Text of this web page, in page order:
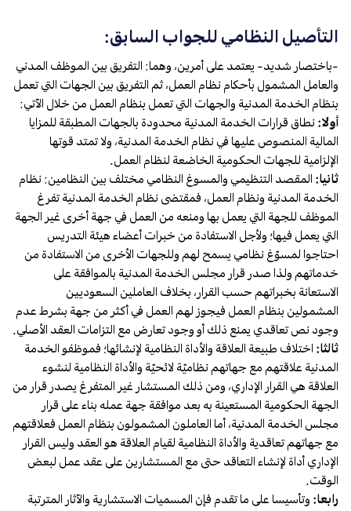
التأصيل النظامي للجواب السابق:
-باختصار شديد- يعتمد على أمرين، وهما: التفريق بين الموظف المدني
والعامل المشمول بأحكام نظام العمل، ثم التفريق بين الجهات التي تعمل
بنظام الخدمة المدنية والجهات التي تعمل بنظام العمل من خلال الآتي:
أولا: نطاق قرارات الخدمة المدنية محدودة بالجهات المطبقة للمزايا
المالية المنصوص عليها في نظام الخدمة المدنية، ولا تمتد قوتها
الإلزامية للجهات الحكومية الخاضعة لنظام العمل.
ثانيا: المقصد التنظيمي والمسوغ النظامي مختلف بين النظامين: نظام
الخدمة المدنية ونظام العمل، فمقتضى نظام الخدمة المدنية تفرغ
الموظف للجهة التي يعمل بها ومنعه من العمل في جهة أخرى غير الجهة
التي يعمل فيها؛ ولأجل الاستفادة من خبرات أعضاء هيئة التدريس
احتاجوا لمسوّغ نظامي يسمح لهم وللجهات الأخرى من الاستفادة من
خدماتهم ولذا صدر قرار مجلس الخدمة المدنية بالموافقة على
الاستعانة بخبراتهم حسب القرار، بخلاف العاملين السعوديين
المشمولين بنظام العمل فيجوز لهم العمل في أكثر من جهة بشرط عدم
وجود نص تعاقدي يمنع ذلك أو وجود تعارض مع التزامات العقد الأصلي.
ثالثا: اختلاف طبيعة العلاقة والأداة النظامية لإنشائها؛ فموظفو الخدمة
المدنية علاقتهم مع جهاتهم نظاميّة لائحيّة والأداة النظامية لنشوء
العلاقة هي القرار الإداري، ومن ذلك المستشار غير المتفرغ يصدر قرار من
الجهة الحكومية المستعينة به بعد موافقة جهة عمله بناء على قرار
مجلس الخدمة المدنية، أما العاملون المشمولون بنظام العمل فعلاقتهم
مع جهاتهم تعاقدية والأداة النظامية لقيام العلاقة هو العقد وليس القرار
الإداري أداة لإنشاء التعاقد حتى مع المستشارين على عقد عمل لبعض
الوقت.
رابعا: وتأسيسا على ما تقدم فإن المسميات الاستشارية والآثار المترتبة